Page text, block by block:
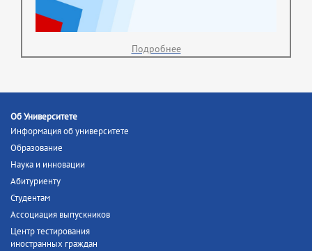
Подробнее
Об Университете
Информация об университете
Образование
Наука и инновации
Абитуриенту
Студентам
Ассоциация выпускников
Центр тестирования
иностранных граждан